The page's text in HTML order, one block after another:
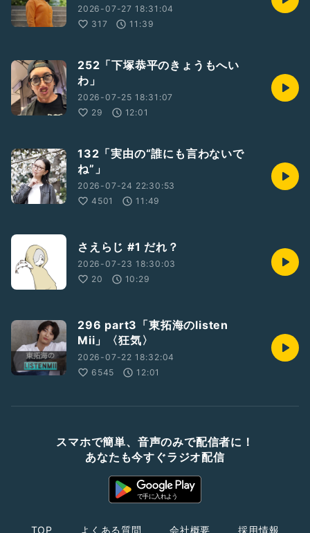
2026-07-27 18:31:04
317
11:39
252「下塚恭平のきょうもへい
わ」
2026-07-25 18:31:07
29
12:01
132「実由の“誰にも言わないで
ね”」
2026-07-24 22:30:53
4501
11:49
さえらじ #1 だれ？
2026-07-23 18:30:03
20
10:29
296 part3「東拓海のlisten
Mii」〈狂気〉
2026-07-22 18:32:04
6545
12:01
スマホで簡単、音声のみで配信者に！
あなたも今すぐラジオ配信
TOP よくある質問 会社概要 採用情報